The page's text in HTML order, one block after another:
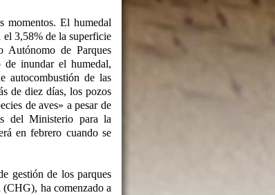
momentos. El humedal
el 3,58% de la superficie
Autónomo de Parques
inundar el humedal,
autocombustión de las
de diez días, los pozos
de aves» a pesar de
del Ministerio para la
en febrero cuando se
gestión de los parques
ha comenzado a